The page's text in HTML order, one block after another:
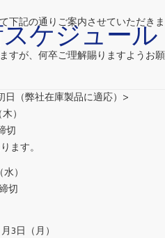
ケジュール
下記の通りご案内させていただきま
すが、何卒ご理解賜りますようお願
日（弊社在庫製品に適応）>
）
切
ます。
）
切
3日（月）